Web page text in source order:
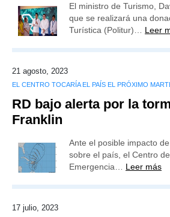
El ministro de Turismo,
que se realizará una
Turística (Politur)… Leer
21 agosto, 2023
EL CENTRO TOCARÍA EL PAÍS EL PRÓXIMO
RD bajo alerta por la
Franklin
Ante el posible impacto
sobre el país, el Centro
Emergencia… Leer más
17 julio, 2023